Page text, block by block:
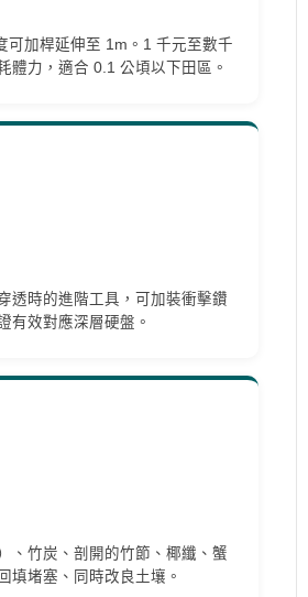
可加桿延伸至 1m。1 千元至數千
體力，適合 0.1 公頃以下田區。
透時的進階工具，可加裝衝擊鑽
有效對應深層硬盤。
、竹炭、剖開的竹節、椰纖、蟹
填堵塞、同時改良土壤。